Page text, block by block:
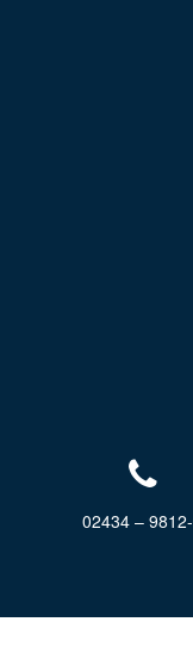
02434 –